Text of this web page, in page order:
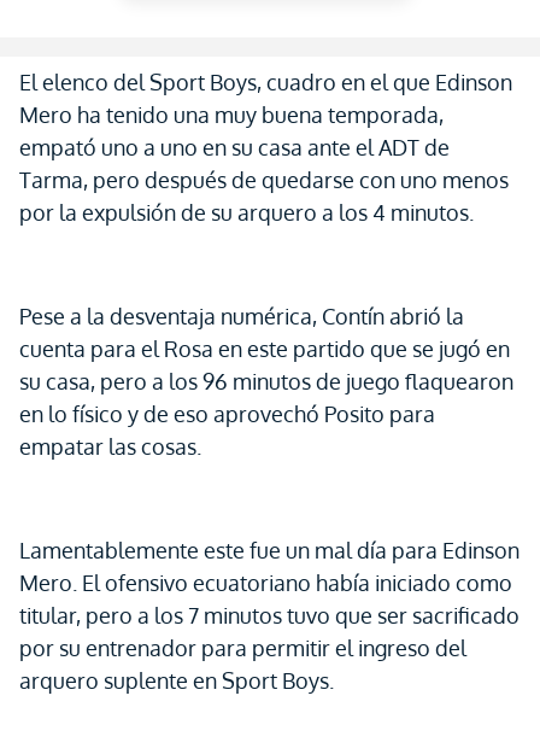
El elenco del Sport Boys, cuadro en el que Edinson
Mero ha tenido una muy buena temporada,
empató uno a uno en su casa ante el ADT de
Tarma, pero después de quedarse con uno menos
por la expulsión de su arquero a los 4 minutos.
Pese a la desventaja numérica, Contín abrió la
cuenta para el Rosa en este partido que se jugó en
su casa, pero a los 96 minutos de juego flaquearon
en lo físico y de eso aprovechó Posito para
empatar las cosas.
Lamentablemente este fue un mal día para Edinson
Mero. El ofensivo ecuatoriano había iniciado como
titular, pero a los 7 minutos tuvo que ser sacrificado
por su entrenador para permitir el ingreso del
arquero suplente en Sport Boys.